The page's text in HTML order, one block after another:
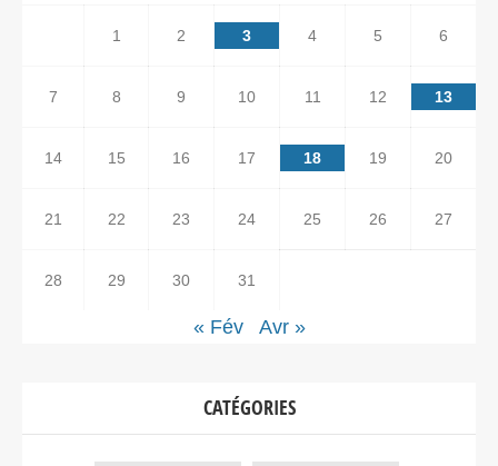
1 2 3 4 5 6
7 8 9 10 11 12 13
14 15 16 17 18 19 20
21 22 23 24 25 26 27
28 29 30 31
« Fév Avr »
CATÉGORIES